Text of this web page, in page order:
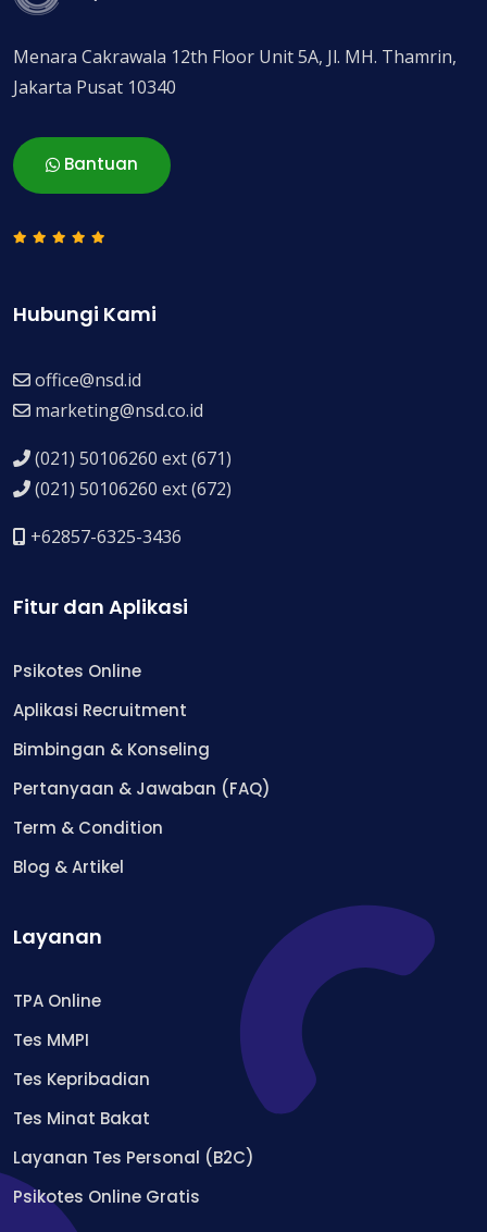
Menara Cakrawala 12th Floor Unit 5A, Jl. MH. Thamrin,
Jakarta Pusat 10340
Bantuan
Hubungi Kami
office@nsd.id
marketing@nsd.co.id
(021) 50106260 ext (671)
(021) 50106260 ext (672)
+62857-6325-3436
Fitur dan Aplikasi
Psikotes Online
Aplikasi Recruitment
Bimbingan & Konseling
Pertanyaan & Jawaban (FAQ)
Term & Condition
Blog & Artikel
Layanan
TPA Online
Tes MMPI
Tes Kepribadian
Tes Minat Bakat
Layanan Tes Personal (B2C)
Psikotes Online Gratis